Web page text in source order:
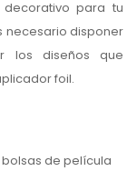
para tu
necesario disponer
los diseños que
foil.
de pelí­cula